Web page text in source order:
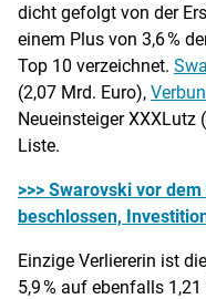
dicht gefolgt von der
einem Plus von 3,6 %
Top 10 verzeichnet.
(2,07 Mrd. Euro),
Neueinsteiger XXXLutz
Liste.
>>> Swarovski vor
beschlossen,
Einzige Verliererin ist die
5,9 % auf ebenfalls